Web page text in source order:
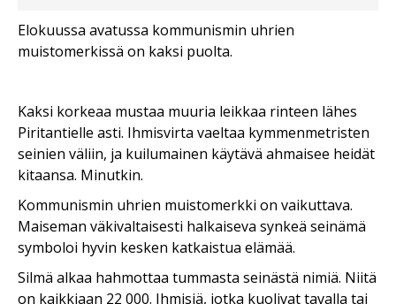
Elokuussa avatussa kommunismin uhrien
muistomerkissä on kaksi puolta.
Kaksi korkeaa mustaa muuria leikkaa rinteen lähes
Piritantielle asti. Ihmisvirta vaeltaa kymmenmetristen
seinien väliin, ja kuilumainen käytävä ahmaisee heidät
kitaansa. Minutkin.
Kommunismin uhrien muistomerkki on vaikuttava.
Maiseman väkivaltaisesti halkaiseva synkeä seinämä
symboloi hyvin kesken katkaistua elämää.
Silmä alkaa hahmottaa tummasta seinästä nimiä. Niitä
on kaikkiaan 22 000. Ihmisiä, jotka kuolivat tavalla tai